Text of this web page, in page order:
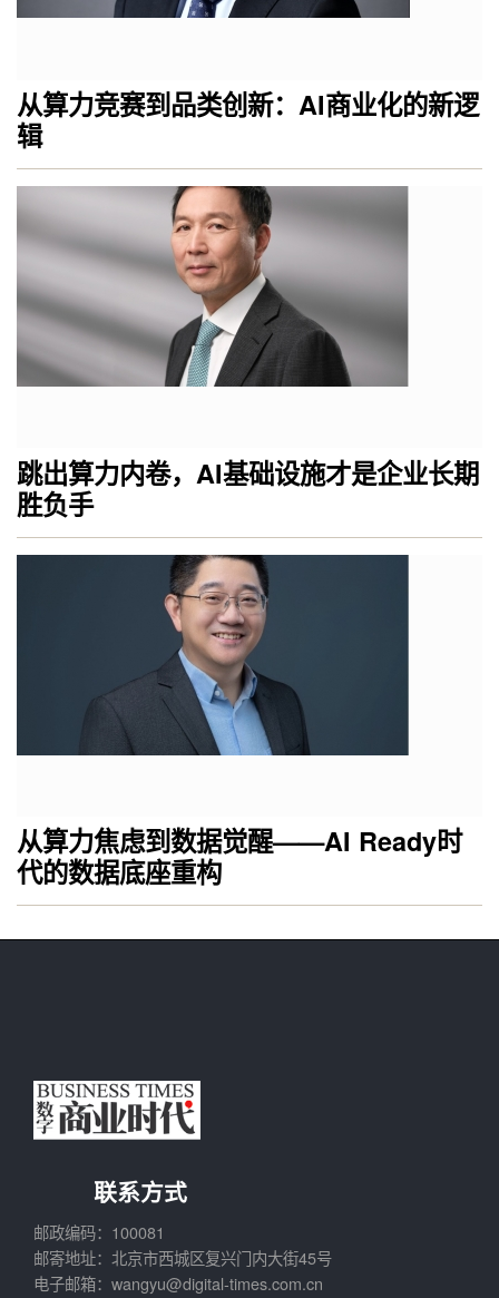
从算力竞赛到品类创新：AI商业化的新逻
辑
跳出算力内卷，AI基础设施才是企业长期
胜负手
从算力焦虑到数据觉醒——AI Ready时
代的数据底座重构
联系方式
邮政编码：100081
邮寄地址：北京市西城区复兴门内大街45号
电子邮箱：wangyu@digital-times.com.cn